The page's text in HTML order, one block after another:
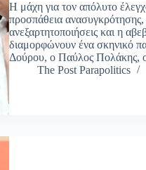
Η μάχη για τον απόλυτο
προσπάθεια
ανεξαρτητοποιήσεις και η
διαμορφώνουν ένα σκηνικό
Δούρου, ο Παύλος Πολάκης,
The Post Parapolitics